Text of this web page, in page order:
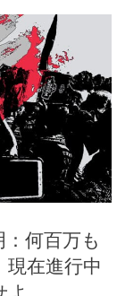
何百万も
在進行中